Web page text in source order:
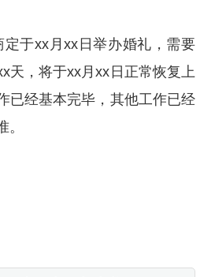
定于xx月xx日举办婚礼，需要
天，将于xx月xx日正常恢复上
已经基本完毕，其他工作已经